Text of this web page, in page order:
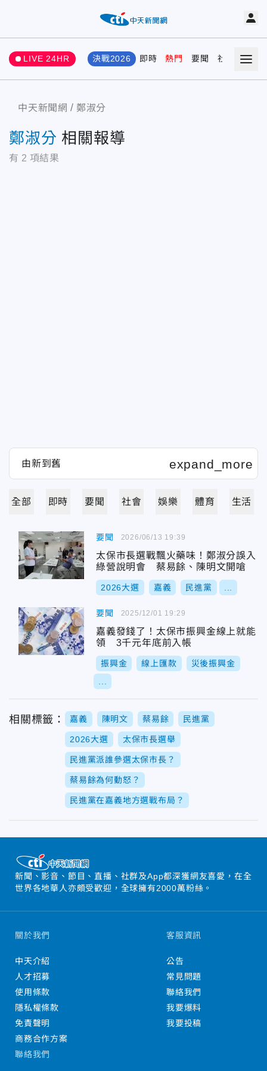
LIVE 24HR 決戰2026 即時 熱門 要聞 社會 娛樂
中天新聞網 鄭淑分
鄭淑分 相關報導
有 2 項結果
全部 即時 要聞 社會 娛樂 體育 生活
要聞
太保市長選戰飄火藥味！鄭淑分誤入
綠營說明會 蔡易餘、陳明文開嗆
2026大選 嘉義 民進黨
2026/06/13 19:39
要聞
嘉義發錢了！太保市振興金線上就能
領 3千元年底前入帳
振興金 線上匯款 災後振興金
2025/12/01 19:29
相關標籤： 嘉義 陳明文 蔡易餘 民進黨
2026大選 太保市長選舉
民進黨派誰參選太保市長？
蔡易餘為何動怒？
民進黨在嘉義地方選戰布局？
新聞、影音、節目、直播、社群及App都深獲網友喜愛，在全
世界各地華人亦頗受歡迎，全球擁有2000萬粉絲。
關於我們
中天介紹
人才招募
使用條款
隱私權條款
免責聲明
商務合作方案
客服資訊
公告
常見問題
聯絡我們
我要爆料
我要投稿
聯絡我們